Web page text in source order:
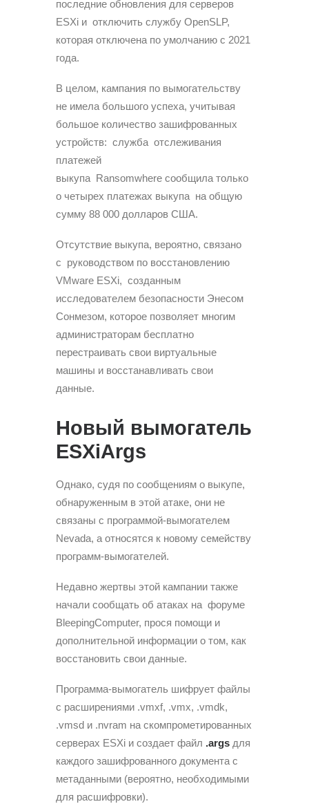
последние обновления для серверов
ESXi и отключить службу OpenSLP,
которая отключена по умолчанию с 2021
года.
В целом, кампания по вымогательству
не имела большого успеха, учитывая
большое количество зашифрованных
устройств: служба отслеживания
платежей
выкупа Ransomwhere сообщила только
о четырех платежах выкупа на общую
сумму 88 000 долларов США.
Отсутствие выкупа, вероятно, связано
с руководством по восстановлению
VMware ESXi, созданным
исследователем безопасности Энесом
Сонмезом, которое позволяет многим
администраторам бесплатно
перестраивать свои виртуальные
машины и восстанавливать свои
данные.
Новый вымогатель
ESXiArgs
Однако, судя по сообщениям о выкупе,
обнаруженным в этой атаке, они не
связаны с программой-вымогателем
Nevada, а относятся к новому семейству
программ-вымогателей.
Недавно жертвы этой кампании также
начали сообщать об атаках на форуме
BleepingComputer, прося помощи и
дополнительной информации о том, как
восстановить свои данные.
Программа-вымогатель шифрует файлы
с расширениями .vmxf, .vmx, .vmdk,
.vmsd и .nvram на скомпрометированных
серверах ESXi и создает файл .args для
каждого зашифрованного документа с
метаданными (вероятно, необходимыми
для расшифровки).